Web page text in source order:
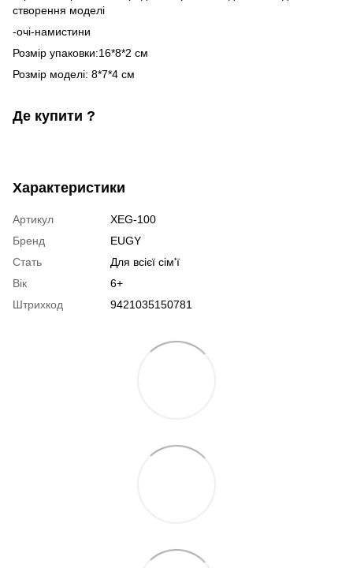
створення моделі
-очі-намистини
Розмір упаковки:16*8*2 см
Розмір моделі: 8*7*4 см
Де купити ?
Характеристики
Артикул
XEG-100
Бренд
EUGY
Стать
Для всієї сім'ї
Вік
6+
Штрихкод
9421035150781